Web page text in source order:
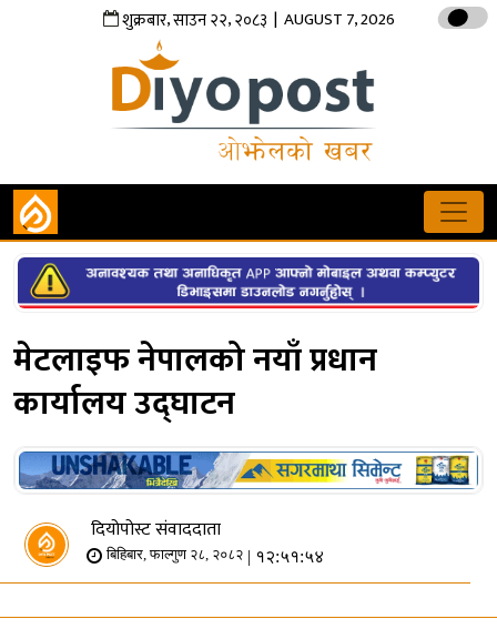
शुक्रबार,साउन२२,२०८३ | AUGUST 7, 2026
मेटलाइफ नेपालको नयाँ प्रधान
कार्यालय उद्घाटन
दियोपोस्ट संवाददाता
बिहिबार, फाल्गुण २८, २०८२ | १२:५१:५४